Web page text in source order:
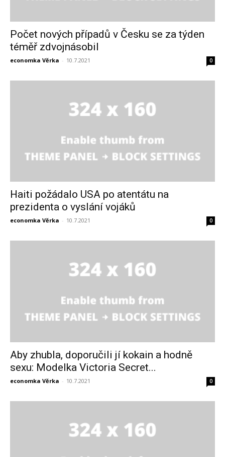
Počet nových případů v Česku se za týden
téměř zdvojnásobil
economka Věrka - 10.7.2021 0
Haiti požádalo USA po atentátu na
prezidenta o vyslání vojáků
economka Věrka - 10.7.2021 0
Aby zhubla, doporučili jí kokain a hodně
sexu: Modelka Victoria Secret...
economka Věrka - 10.7.2021 0